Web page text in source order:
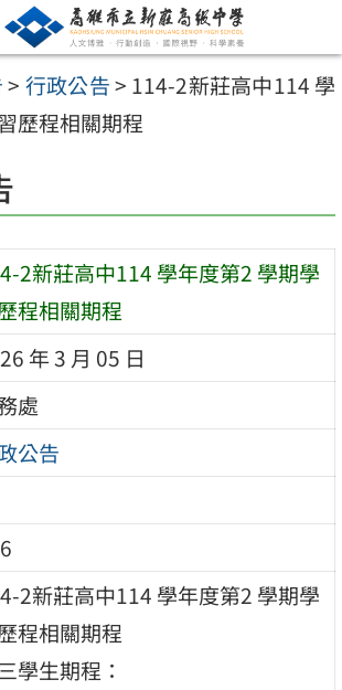
> 行政公告> 114-2新莊⾼中114 學
歷程相關期程
2新莊⾼中114 學年度第2 學期學
程相關期程
年 3 月 05 日
處
公告
2新莊⾼中114 學年度第2 學期學
程相關期程
學⽣期程：